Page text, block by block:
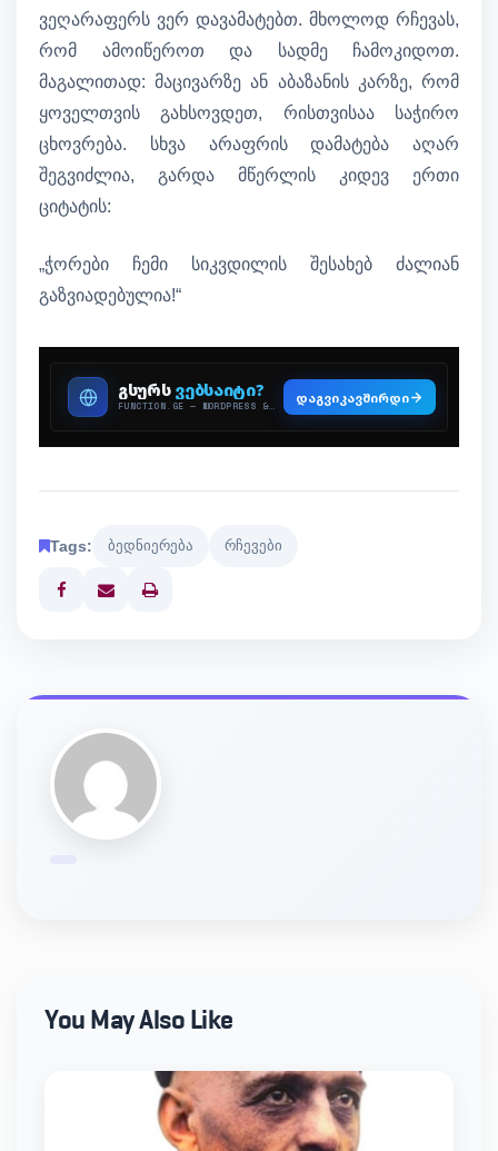
ვეღარაფერს ვერ დავამატებთ. მხოლოდ რჩევას,
რომ ამოიწეროთ და სადმე ჩამოკიდოთ.
მაგალითად: მაცივარზე ან აბაზანის კარზე, რომ
ყოველთვის გახსოვდეთ, რისთვისაა საჭირო
ცხოვრება. სხვა არაფრის დამატება აღარ
შეგვიძლია, გარდა მწერლის კიდევ ერთი
ციტატის:
„ჭორები ჩემი სიკვდილის შესახებ ძალიან
გაზვიადებულია!“
Tags: ბედნიერება რჩევები
Print
You May Also Like